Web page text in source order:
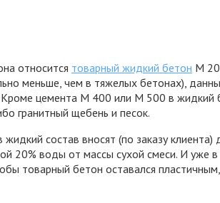
относится товарный жидкий бетон М
меньше, чем в тяжелых бетонах),
Кроме цемента М 400 или М 500 в
гранитный щебень и песок.
состав вносят (по заказу клиента)
20% воды от массы сухой смеси. И уже
товарный бетон оставался